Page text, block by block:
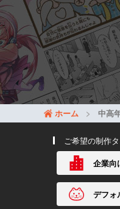
ホーム 中高
ご希望の制作
企業向
デフォ